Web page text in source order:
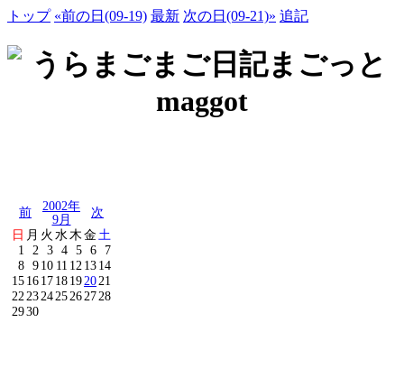
トップ «前の日(09-19) 最新 次の日(09-21)» 追記
前
2002年
9月
次
日 月 火 水 木金 土
1
2 3 4 5 6
7
8 910 11 12 1314
15161718192021
22 232425262728
2930